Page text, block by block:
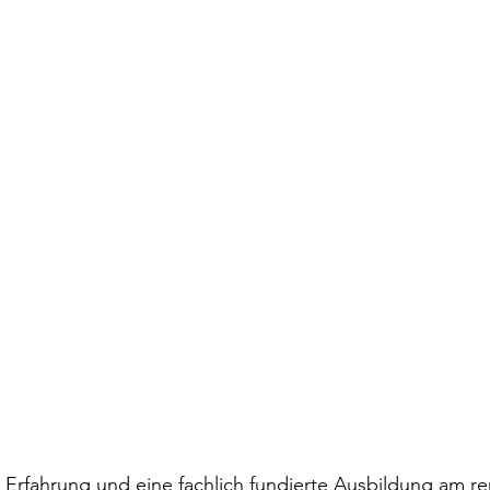
und eine fachlich fundierte Ausbildung am